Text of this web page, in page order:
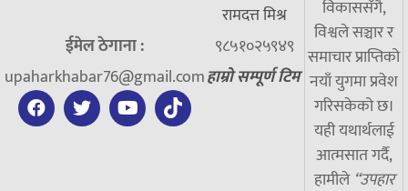
ईमेल ठेगाना :
upaharkhabar76@gmail.com
रामदत्त मिश्र
९८५१०२५९४९
हाम्रो सम्पूर्ण टिम
विकाससँगै,
विश्वले सञ्चार र
समाचार प्राप्तिको
नयाँ युगमा प्रवेश
गरिसकेको छ।
यही यथार्थलाई
आत्मसात गर्दै,
हामीले “उपहार